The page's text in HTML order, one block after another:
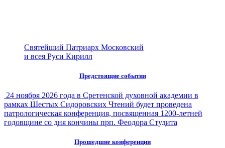
Святейший Патриарх Московский
и всея Руси Кирилл
Предстоящие события
24 ноября 2026 года в Сретенской духовной академии в
рамках Шестых Сидоровских Чтений будет проведена
патрологическая конференция, посвященная 1200-летней
годовщине со дня кончины прп. Феодора Студита
Прошедшие конференции